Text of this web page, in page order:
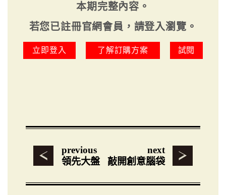
本期完整內容。
若您已註冊官網會員，請登入瀏覽。
立即登入 了解訂購方案 試閱
previous
領先大盤
next
敲開創意腦袋